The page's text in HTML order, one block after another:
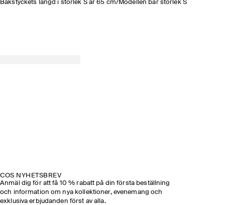
Bakstyckets längd i storlek S är 65 cm/Modellen bär storlek S
COS NYHETSBREV
Anmäl dig för att få 10 % rabatt på din första beställning
och information om nya kollektioner, evenemang och
exklusiva erbjudanden först av alla.